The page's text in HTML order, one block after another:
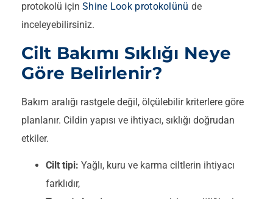
protokolü için Shine Look protokolünü de
inceleyebilirsiniz.
Cilt Bakımı Sıklığı Neye
Göre Belirlenir?
Bakım aralığı rastgele değil, ölçülebilir kriterlere göre
planlanır. Cildin yapısı ve ihtiyacı, sıklığı doğrudan
etkiler.
Cilt tipi: Yağlı, kuru ve karma ciltlerin ihtiyacı
farklıdır,